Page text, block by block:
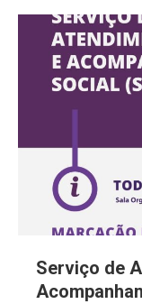
Serviço de